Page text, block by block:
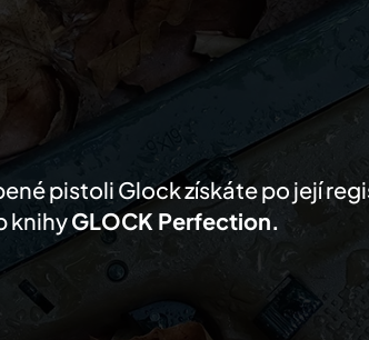
PRODUKTY PRODEJCI
pistoli Glock získáte po její
knihyGLOCK Perfection.